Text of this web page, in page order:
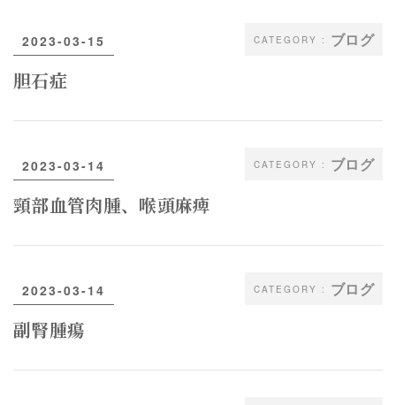
ブログ
2023-03-15
胆石症
ブログ
2023-03-14
頸部血管肉腫、喉頭麻痺
ブログ
2023-03-14
副腎腫瘍